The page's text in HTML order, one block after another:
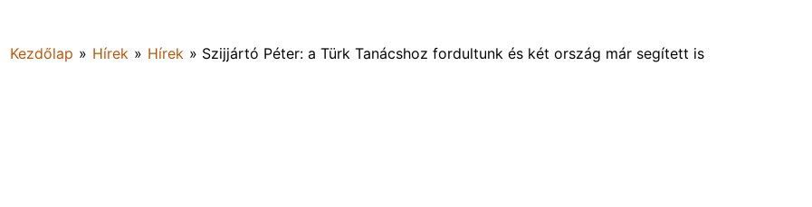
Kezdőlap » Hírek » Hírek » Szijjártó Péter: a Türk Tanácshoz fordultunk és két ország már segített is